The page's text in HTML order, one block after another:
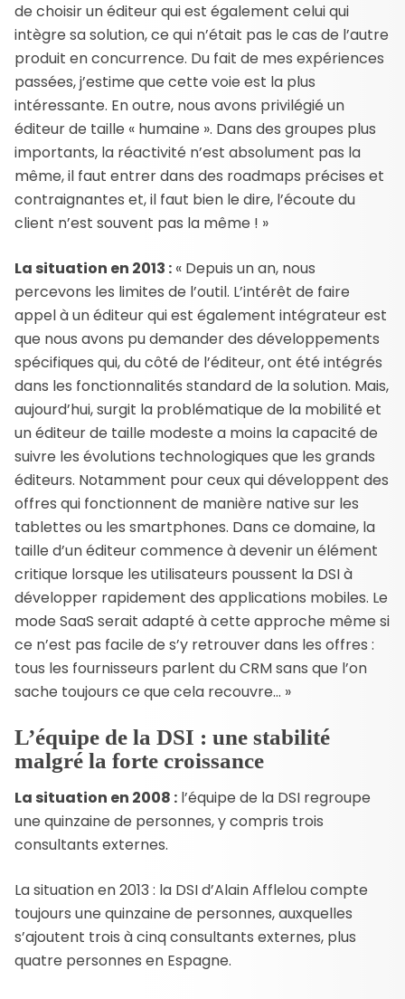
de choisir un éditeur qui est également celui qui
intègre sa solution, ce qui n’était pas le cas de l’autre
produit en concurrence. Du fait de mes expériences
passées, j’estime que cette voie est la plus
intéressante. En outre, nous avons privilégié un
éditeur de taille « humaine ». Dans des groupes plus
importants, la réactivité n’est absolument pas la
même, il faut entrer dans des roadmaps précises et
contraignantes et, il faut bien le dire, l’écoute du
client n’est souvent pas la même ! »
La situation en 2013 : « Depuis un an, nous
percevons les limites de l’outil. L’intérêt de faire
appel à un éditeur qui est également intégrateur est
que nous avons pu demander des développements
spécifiques qui, du côté de l’éditeur, ont été intégrés
dans les fonctionnalités standard de la solution. Mais,
aujourd’hui, surgit la problématique de la mobilité et
un éditeur de taille modeste a moins la capacité de
suivre les évolutions technologiques que les grands
éditeurs. Notamment pour ceux qui développent des
offres qui fonctionnent de manière native sur les
tablettes ou les smartphones. Dans ce domaine, la
taille d’un éditeur commence à devenir un élément
critique lorsque les utilisateurs poussent la DSI à
développer rapidement des applications mobiles. Le
mode SaaS serait adapté à cette approche même si
ce n’est pas facile de s’y retrouver dans les offres :
tous les fournisseurs parlent du CRM sans que l’on
sache toujours ce que cela recouvre… »
L’équipe de la DSI : une stabilité
malgré la forte croissance
La situation en 2008 : l’équipe de la DSI regroupe
une quinzaine de personnes, y compris trois
consultants externes.
La situation en 2013 : la DSI d’Alain Afflelou compte
toujours une quinzaine de personnes, auxquelles
s’ajoutent trois à cinq consultants externes, plus
quatre personnes en Espagne.